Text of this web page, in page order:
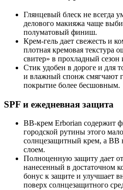
Глянцевый блеск не всегда
делового макияжа чаще
полуматовый финиш.
Крем‑гель дает свежесть и
плотная кремовая текстура
свитер» в прохладный сезон
Стик удобен в дороге и для
и влажный спонж смягчают
покрытие более бесшовным.
SPF и ежедневная защита
BB‑крем Erborian содержит
городской рутины этого
солнцезащитный крем, а BB
слоем.
Полноценную защиту дает
нанесенный в достаточном
бонус к защите и улучшает
поверх солнцезащитного